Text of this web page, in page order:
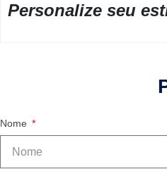
Personalize seu
Nome